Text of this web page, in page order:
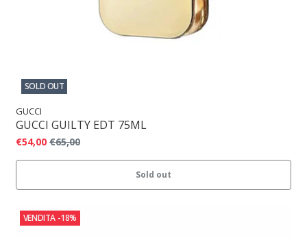
SOLD OUT
GUCCI
GUCCI GUILTY EDT 75ML
€54,00 €65,00
Sold out
VENDITA -18%